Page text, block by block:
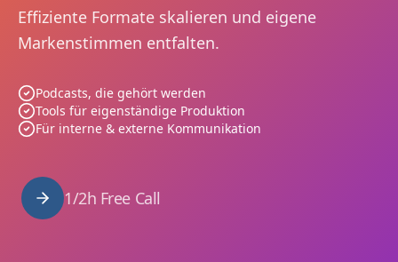
Effiziente Formate skalieren und eigene
Markenstimmen entfalten.
Podcasts, die gehört werden
Tools für eigenständige Produktion
Für interne & externe Kommunikation
1/2h Free Call